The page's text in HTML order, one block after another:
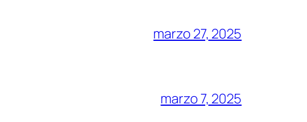
marzo 27, 2025
marzo 7, 2025